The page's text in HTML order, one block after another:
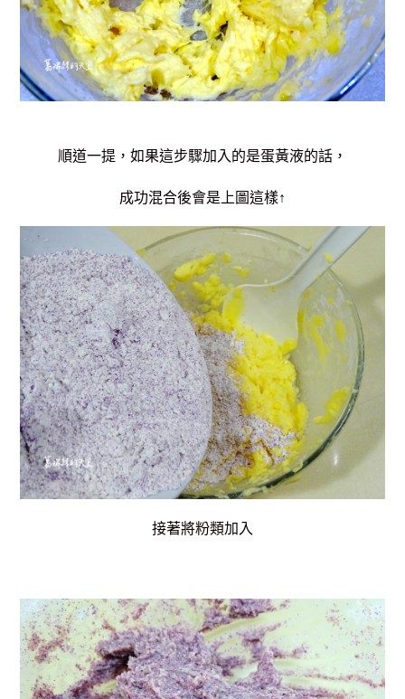
順道一提，如果這步驟加入的是蛋黃液的話，
成功混合後會是上圖這樣↑
接著將粉類加入